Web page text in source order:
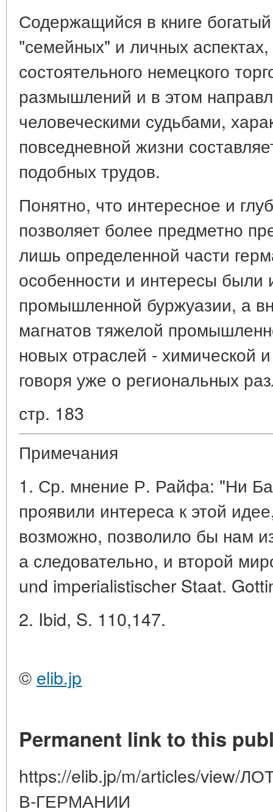
Содержащийся в книге
"семейных" и личных
состоятельного немецкого
размышлений и в этом
человеческими судьбами,
повседневной жизни
подобных трудов.
Понятно, что интересное и
позволяет более предметно
лишь определенной части
особенности и интересы были
промышленной буржуазии, а
магнатов тяжелой
новых отраслей - химической
говоря уже о региональных
стр. 183
Примечания
1. Ср. мнение Р. Райфа: "Ни
проявили интереса к этой
возможно, позволило бы нам
а следовательно, и второй
und imperialistischer Staat.
2. Ibid, S. 110,147.
© elib.jp
Permanent link to this
https://elib.jp/m/articles/view/
В-ГЕРМАНИИ